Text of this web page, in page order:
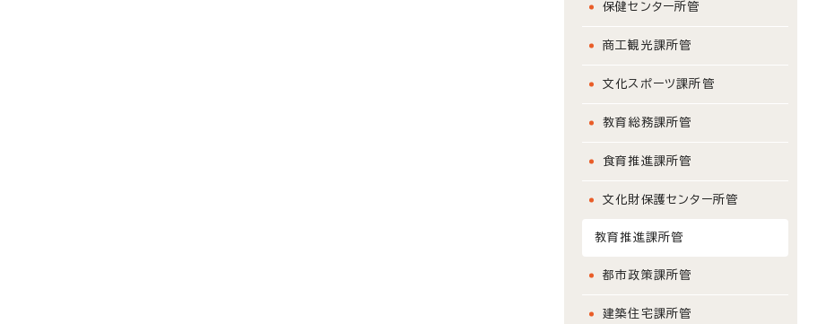
保健センター所管
商工観光課所管
文化スポーツ課所管
教育総務課所管
食育推進課所管
文化財保護センター所管
教育推進課所管
都市政策課所管
建築住宅課所管